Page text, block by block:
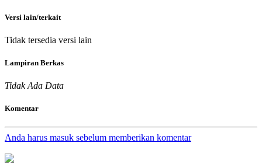
Versi lain/terkait
Tidak tersedia versi lain
Lampiran Berkas
Tidak Ada Data
Komentar
Anda harus masuk sebelum memberikan komentar